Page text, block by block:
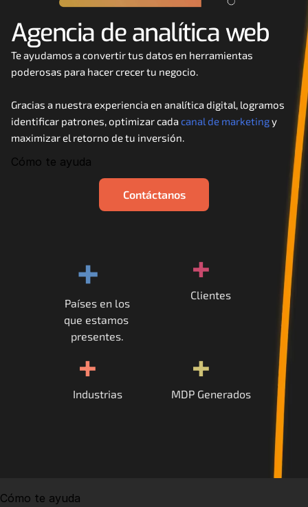
MHA Academy
Contáctanos
Careers
About
Agencia de analítica web
Te ayudamos a convertir tus datos en herramientas
poderosas para hacer crecer tu negocio.
Gracias a nuestra experiencia en analítica digital, logramos
identificar patrones, optimizar cada canal de marketing y
maximizar el retorno de tu inversión.
Cómo te ayuda
Contáctanos
+
Países en los
que estamos
presentes.
+
Clientes
+
Industrias
+
MDP Generados
Cómo te ayuda